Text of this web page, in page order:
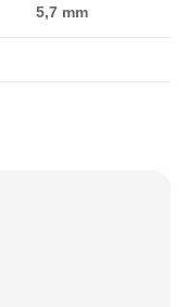
5,7 mm